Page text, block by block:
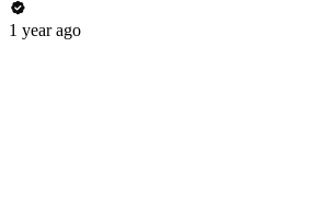
1 year ago